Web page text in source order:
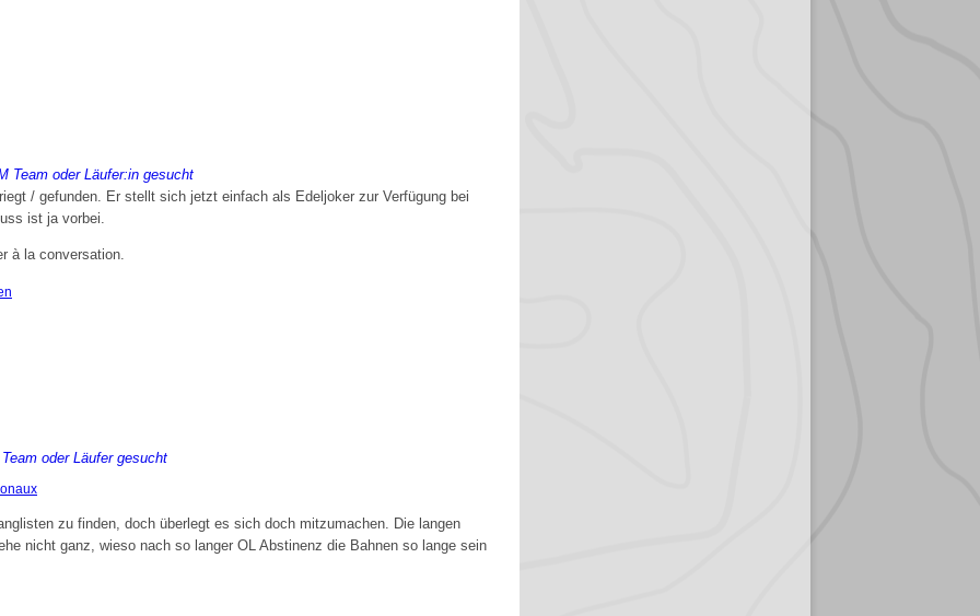
Team oder Läufer:in gesucht
/ gefunden. Er stellt sich jetzt einfach als Edeljoker zur Verfügung bei
ist ja vorbei.
à la conversation.
oder Läufer gesucht
zu finden, doch überlegt es sich doch mitzumachen. Die langen
nicht ganz, wieso nach so langer OL Abstinenz die Bahnen so lange sein